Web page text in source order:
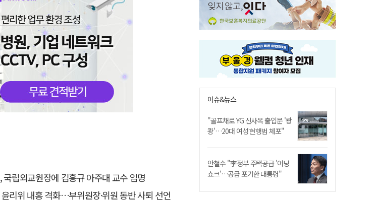
국립외교원장에 김흥규 아주대 교수 임명
리위 내홍 격화…부위원장·위원 동반 사퇴 선언
이슈&뉴스
"골프채로 YG 신사옥 출입문 '쾅
쾅'…20대 여성 현행범 체포"
안철수 "李정부 주택공급 '어닝
쇼크'…공급 포기한 대통령"